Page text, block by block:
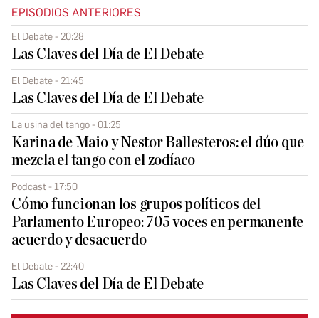
EPISODIOS ANTERIORES
El Debate - 20:28
Las Claves del Día de El Debate
El Debate - 21:45
Las Claves del Día de El Debate
La usina del tango - 01:25
Karina de Maio y Nestor Ballesteros: el dúo que
mezcla el tango con el zodíaco
Podcast - 17:50
Cómo funcionan los grupos políticos del
Parlamento Europeo: 705 voces en permanente
acuerdo y desacuerdo
El Debate - 22:40
Las Claves del Día de El Debate